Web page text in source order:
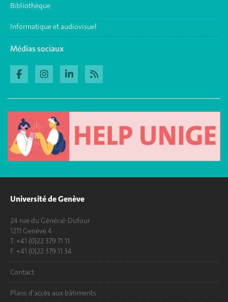
Bibliothèque
Informatique et audiovisuel
Médias sociaux
Université de Genève
24 rue du Général-Dufour
1211 Genève 4
T. +41 (0)22 379 71 11
F. +41 (0)22 379 11 34
Contact
Plans d'accès aux bâtiments